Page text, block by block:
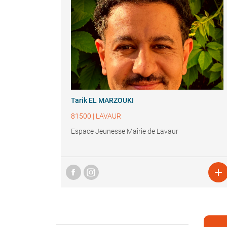
Tarik EL MARZOUKI
81500 | LAVAUR
Espace Jeunesse Mairie de Lavaur
